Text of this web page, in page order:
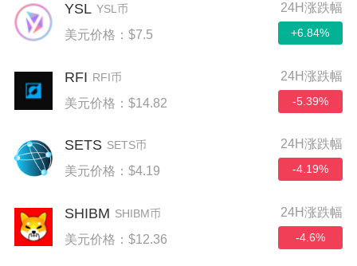
YSL YSL币
美元价格：$7.5
24H涨跌幅
+6.84%
RFI RFI币
美元价格：$14.82
24H涨跌幅
-5.39%
SETS SETS币
美元价格：$4.19
24H涨跌幅
-4.19%
SHIBM SHIBM币
美元价格：$12.36
24H涨跌幅
-4.6%